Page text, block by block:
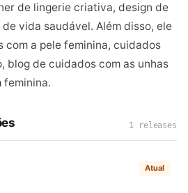
de lingerie criativa, design de
vida saudável. Além disso, ele
com a pele feminina, cuidados
blog de cuidados com as unhas
feminina.
1 releases
Atual